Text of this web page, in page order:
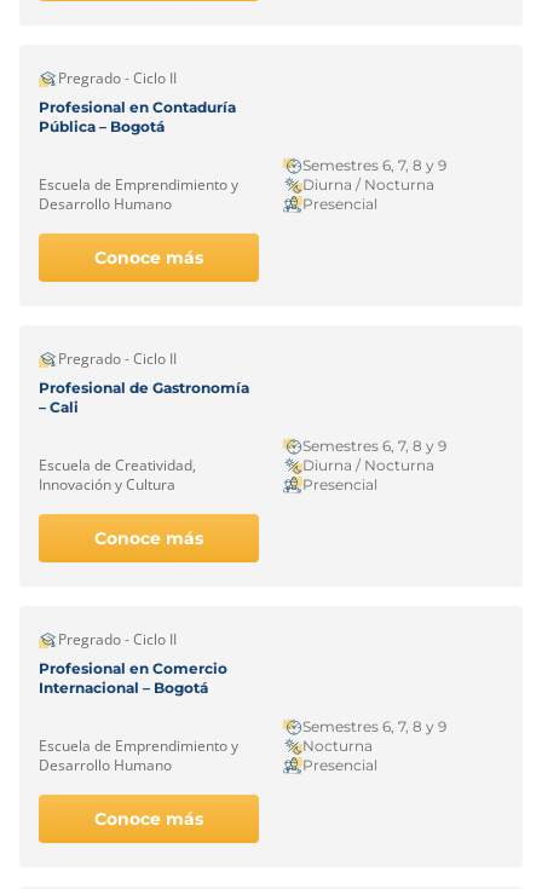
Pregrado - Ciclo II
Profesional en Contaduría
Pública – Bogotá
Escuela de Emprendimiento y
Desarrollo Humano
Semestres 6, 7, 8 y 9
Diurna / Nocturna
Presencial
Conoce más
Pregrado - Ciclo II
Profesional de Gastronomía
– Cali
Escuela de Creatividad,
Innovación y Cultura
Semestres 6, 7, 8 y 9
Diurna / Nocturna
Presencial
Conoce más
Pregrado - Ciclo II
Profesional en Comercio
Internacional – Bogotá
Escuela de Emprendimiento y
Desarrollo Humano
Semestres 6, 7, 8 y 9
Nocturna
Presencial
Conoce más